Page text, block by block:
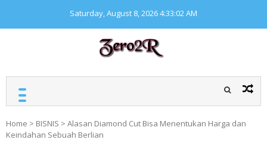
content
Saturday, August 8, 20264:33:02 AM
Home > BISNIS > Alasan Diamond Cut Bisa Menentukan Harga dan
Keindahan Sebuah Berlian